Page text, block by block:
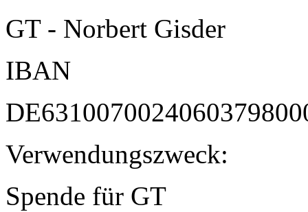
GT - Norbert Gisder
IBAN
Verwendungszweck:
Spende für GT